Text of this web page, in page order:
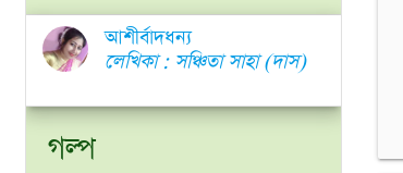
আশীর্বাদধন্য
লেখিকা : সঞ্চিতা সাহা (দাস)
গল্প